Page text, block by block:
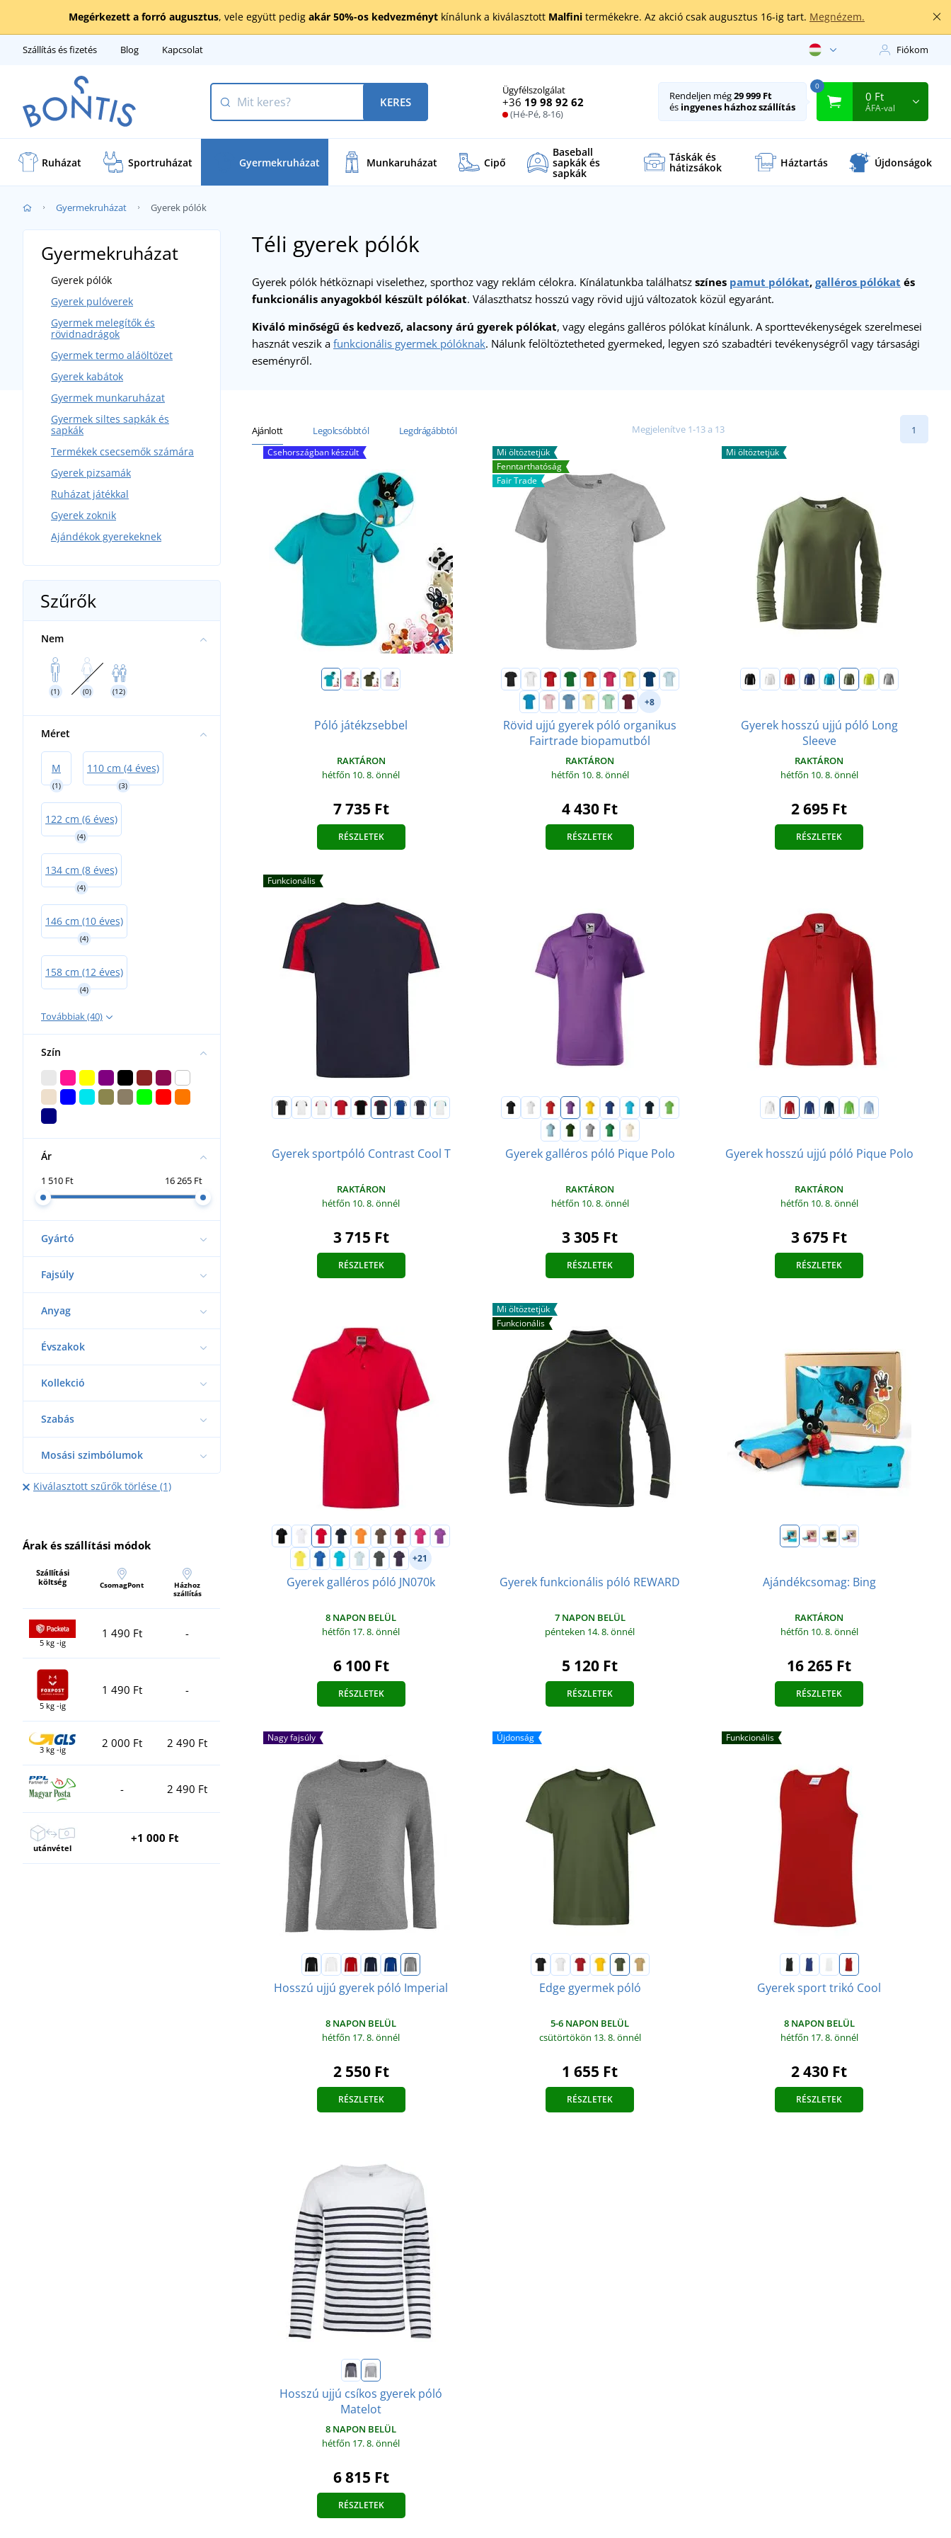
Megérkezett a forró augusztus, vele együtt pedig akár 50%-os kedvezményt kínálunk a kiválasztott Malfini termékekre. Az akció csak augusztus 16-ig tart. Megnézem.
Szállítás és fizetés Blog Kapcsolat Fiókom
Ügyfélszolgálat
+36 19 98 92 62
(Hé-Pé, 8-16)
KERES Rendeljen még29 999 Ft
és ingyenes házhoz szállítás
0
0 Ft
ÁFA-val
Ruházat Sportruházat Gyermekruházat Munkaruházat Cipő
Baseball
sapkák és
sapkák
Táskák és
hátizsákok Háztartás Újdonságok
Gyermekruházat Gyerek pólók
Téli gyerek pólók
Gyerek pólók hétköznapi viselethez, sporthoz vagy reklám célokra. Kínálatunkba találhatsz színes pamut pólókat, galléros pólókat és
funkcionális anyagokból készült pólókat. Választhatsz hosszú vagy rövid ujjú változatok közül egyaránt.
Kiváló minőségű és kedvező, alacsony árú gyerek pólókat, vagy elegáns galléros pólókat kínálunk. A sporttevékenységek szerelmesei
hasznát veszik a funkcionális gyermek pólóknak. Nálunk felöltöztetheted gyermeked, legyen szó szabadtéri tevékenységről vagy társasági
eseményről.
Gyermekruházat
Gyerek pólók
Gyerek pulóverek
Gyermek melegítők és
rövidnadrágok
Gyermek termo aláöltözet
Gyerek kabátok
Gyermek munkaruházat
Gyermek siltes sapkák és
sapkák
Termékek csecsemők számára
Gyerek pizsamák
Ruházat játékkal
Gyerek zoknik
Ajándékok gyerekeknek
Szűrők
Nem
(1) (0) (12)
Méret
M
(1)
110 cm (4 éves)
(3)
122 cm (6 éves)
(4)
134 cm (8 éves)
(4)
146 cm (10 éves)
(4)
158 cm (12 éves)
(4)
Továbbiak (40)
Szín
Ár
1 510 Ft 16 265 Ft
Gyártó
Fajsúly
Anyag
Évszakok
Kollekció
Szabás
Mosási szimbólumok
Kiválasztott szűrők törlése (1)
Árak és szállítási módok
Szállítási
költség
CsomagPont
Házhoz
szállítás
5 kg -ig
1 490 Ft -
5 kg -ig
1 490 Ft -
3 kg -ig 2 000 Ft 2 490 Ft
- 2 490 Ft
utánvétel
+1 000 Ft
Ajánlott Legolcsóbbtól Legdrágábbtól Megjelenítve 1-13 a 13 1
Csehországban készült
Póló játékzsebbel
RAKTÁRON
hétfőn 10. 8.önnél
7 735 Ft
RÉSZLETEK
Mi öltöztetjük
Fenntarthatóság
Fair Trade
+8
Rövid ujjú gyerek póló organikus
Fairtrade biopamutból
RAKTÁRON
hétfőn 10. 8.önnél
4 430 Ft
RÉSZLETEK
Mi öltöztetjük
Gyerek hosszú ujjú póló Long
Sleeve
RAKTÁRON
hétfőn 10. 8.önnél
2 695 Ft
RÉSZLETEK
Funkcionális
Gyerek sportpóló Contrast Cool T
RAKTÁRON
hétfőn 10. 8.önnél
3 715 Ft
RÉSZLETEK
Gyerek galléros póló Pique Polo
RAKTÁRON
hétfőn 10. 8.önnél
3 305 Ft
RÉSZLETEK
Gyerek hosszú ujjú póló Pique Polo
RAKTÁRON
hétfőn 10. 8.önnél
3 675 Ft
RÉSZLETEK
+21
Gyerek galléros póló JN070k
8 NAPON BELÜL
hétfőn 17. 8.önnél
6 100 Ft
RÉSZLETEK
Mi öltöztetjük
Funkcionális
Gyerek funkcionális póló REWARD
7 NAPON BELÜL
pénteken 14. 8.önnél
5 120 Ft
RÉSZLETEK
Ajándékcsomag: Bing
RAKTÁRON
hétfőn 10. 8.önnél
16 265 Ft
RÉSZLETEK
Nagy fajsúly
Hosszú ujjú gyerek póló Imperial
8 NAPON BELÜL
hétfőn 17. 8.önnél
2 550 Ft
RÉSZLETEK
Újdonság
Edge gyermek póló
5-6 NAPON BELÜL
csütörtökön 13. 8.önnél
1 655 Ft
RÉSZLETEK
Funkcionális
Gyerek sport trikó Cool
8 NAPON BELÜL
hétfőn 17. 8.önnél
2 430 Ft
RÉSZLETEK
Hosszú ujjú csíkos gyerek póló
Matelot
8 NAPON BELÜL
hétfőn 17. 8.önnél
6 815 Ft
RÉSZLETEK